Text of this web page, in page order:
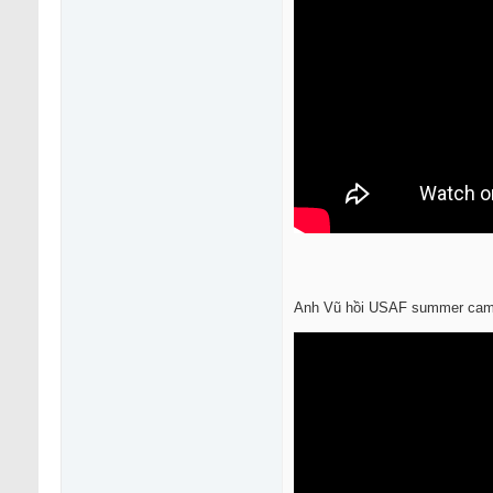
Anh Vũ hồi USAF summer